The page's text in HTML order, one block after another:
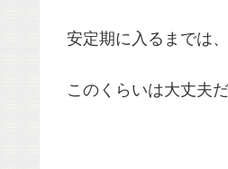
安定期に入るまでは
このくらいは大丈夫